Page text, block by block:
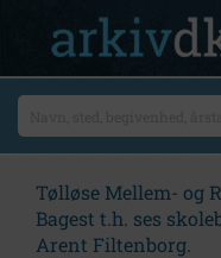
Tølløse Mellem- og
Bagest t.h. ses
Arent Filtenborg.